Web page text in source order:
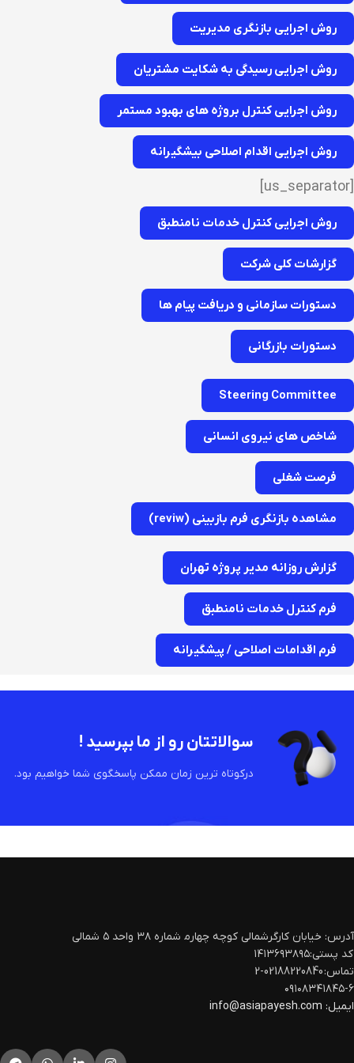
روش اجرایی بازنگری مدیریت
روش اجرایی رسیدگی به شکایت مشتریان
روش اجرایی کنترل بروژه های بهبود مستمر
روش اجرایی اقدام اصلاحی بیشگیرانه
روش اجرایی کنترل خدمات نامنطبق
گزارشات کلی شرکت
دستورات سازمانی و دریافت پیام ها
دستورات بازرگانی
Steering Committee
شاخص های نیروی انسانی
فرصت شغلی
مشاهده بازنگری فرم بازبینی (reviw)
گزارش روزانه مدیر پروژه تهران
فرم کنترل خدمات نامنطبق
فرم اقدامات اصلاحی / پیشگیرانه
سوالاتتان رو از ما بپرسید !
درکوتاه ترین زمان ممکن پاسخگوی شما خواهیم بود.
آدرس: خیابان کارگرشمالی کوچه چهارم‍ شماره ۳۸ واحد ۵ شمالی
کد پستی:۱۴۱۳۶۹۳۸۹۵
تماس: 02188220840-2
۰۹۱۰۸۳۴۱۸۴۵-۶
ایمیل: